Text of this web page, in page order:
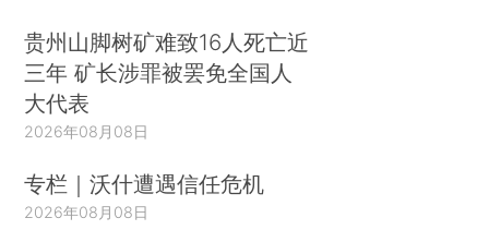
贵州山脚树矿难致16人死亡近
三年 矿长涉罪被罢免全国人
大代表
2026年08月08日
专栏｜沃什遭遇信任危机
2026年08月08日